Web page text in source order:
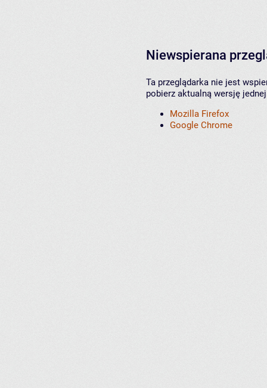
Niewspierana
Ta przeglądarka nie jest
pobierz aktualną wersję
Mozilla Firefox
Google Chrome